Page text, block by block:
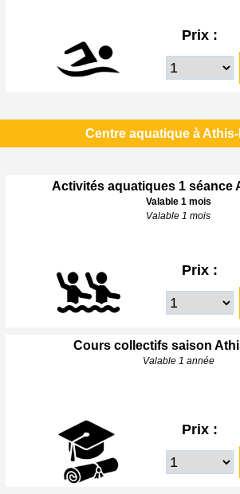
Prix :
Centre aquatique à
Activités aquatiques 1 séance
Valable 1 mois
Valable 1 mois
Prix :
Cours collectifs saison
Valable 1 année
Prix :